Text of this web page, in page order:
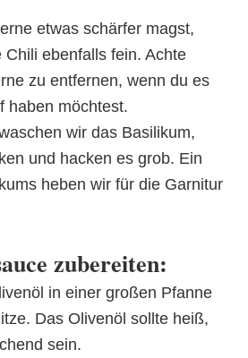
etwas schärfer magst,
Chili ebenfalls fein. Achte
zu entfernen, wenn du es
haben möchtest.
wir das Basilikum,
und hacken es grob. Ein
heben wir für die Garnitur
zubereiten:
in einer großen Pfanne
Das Olivenöl sollte heiß,
sein.